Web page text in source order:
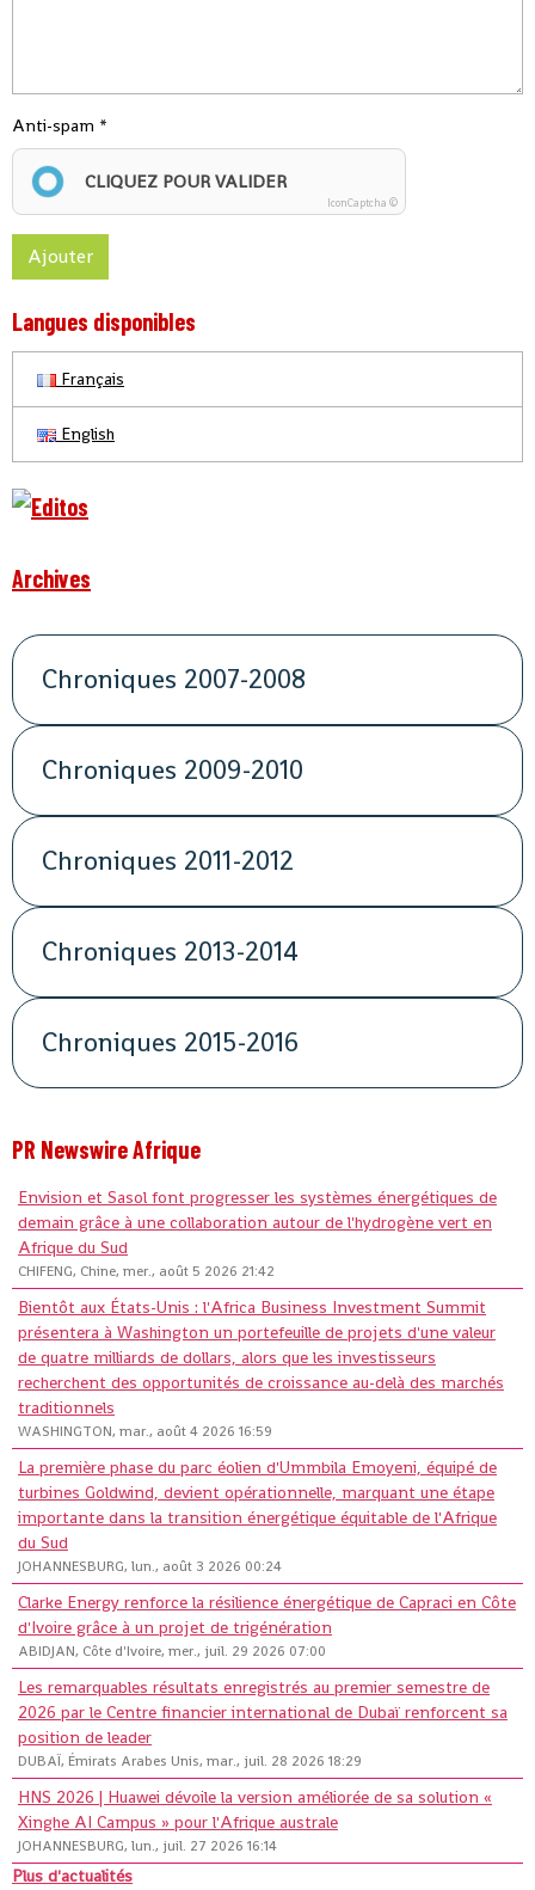
Anti-spam
CLIQUEZ POUR VALIDER
IconCaptcha ©
Ajouter
Langues disponibles
Français
English
Archives
Chroniques 2007-2008
Chroniques 2009-2010
Chroniques 2011-2012
Chroniques 2013-2014
Chroniques 2015-2016
PR Newswire Afrique
Envision et Sasol font progresser les systèmes énergétiques de
demain grâce à une collaboration autour de l'hydrogène vert en
Afrique du Sud
CHIFENG, Chine, mer., août 5 2026 21:42
Bientôt aux États-Unis : l'Africa Business Investment Summit
présentera à Washington un portefeuille de projets d'une valeur
de quatre milliards de dollars, alors que les investisseurs
recherchent des opportunités de croissance au-delà des marchés
traditionnels
WASHINGTON, mar., août 4 2026 16:59
La première phase du parc éolien d'Ummbila Emoyeni, équipé de
turbines Goldwind, devient opérationnelle, marquant une étape
importante dans la transition énergétique équitable de l'Afrique
du Sud
JOHANNESBURG, lun., août 3 2026 00:24
Clarke Energy renforce la résilience énergétique de Capraci en Côte
d'Ivoire grâce à un projet de trigénération
ABIDJAN, Côte d'Ivoire, mer., juil. 29 2026 07:00
Les remarquables résultats enregistrés au premier semestre de
2026 par le Centre financier international de Dubaï renforcent sa
position de leader
DUBAÏ, Émirats Arabes Unis, mar., juil. 28 2026 18:29
HNS 2026 | Huawei dévoile la version améliorée de sa solution «
Xinghe AI Campus » pour l'Afrique australe
JOHANNESBURG, lun., juil. 27 2026 16:14
Plus d'actualités